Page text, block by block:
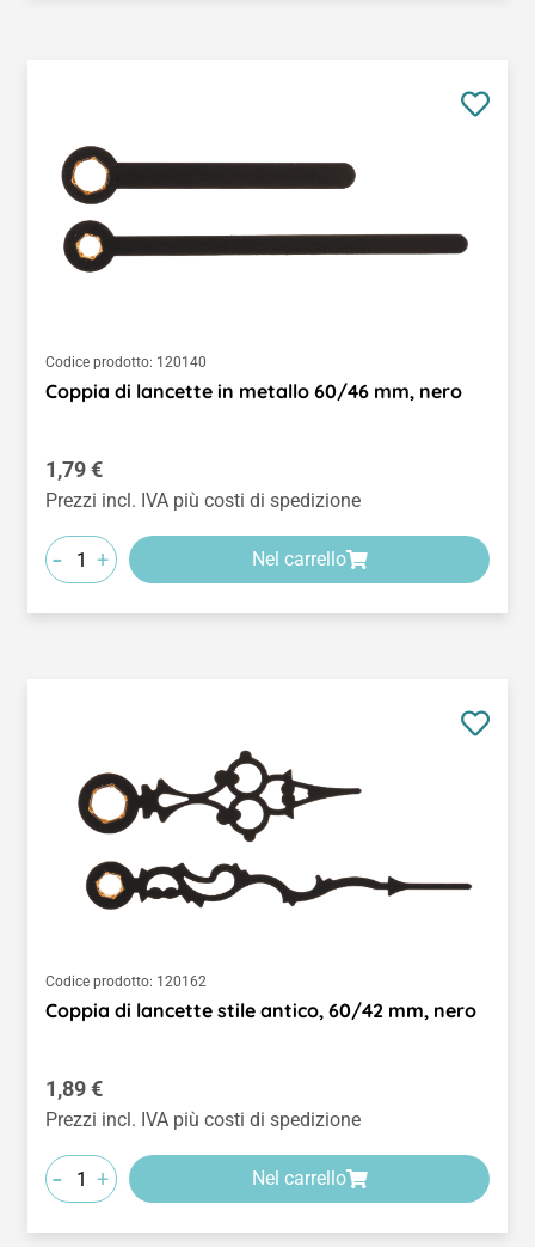
Codice prodotto: 120140
Coppia di lancette in metallo 60/46 mm, nero
Prezzo normale:
1,79 €
Prezzi incl. IVA più costi di spedizione
- + Nel carrello
Codice prodotto: 120162
Coppia di lancette stile antico, 60/42 mm, nero
Prezzo normale:
1,89 €
Prezzi incl. IVA più costi di spedizione
- + Nel carrello